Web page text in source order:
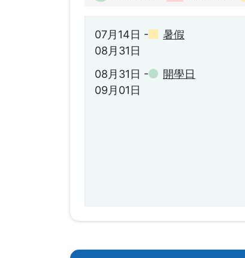
07月14日 -
08月31日
暑假
08月31日 -
09月01日
開學日